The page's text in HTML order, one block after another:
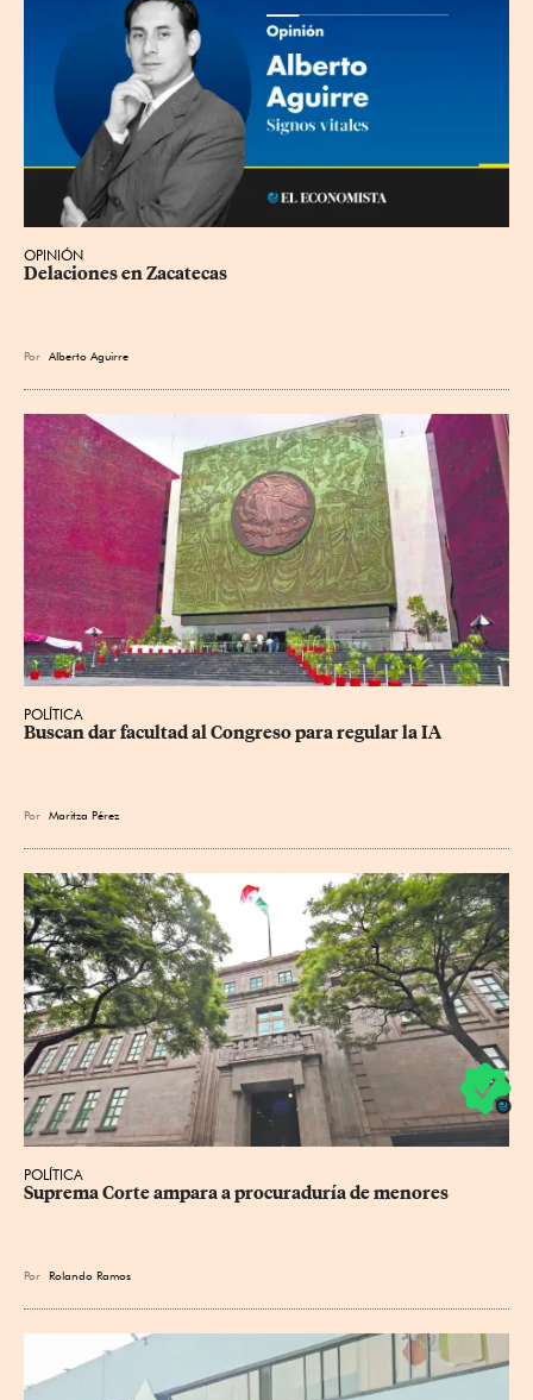
OPINIÓN
Delaciones en Zacatecas
Por Alberto Aguirre
POLÍTICA
Buscan dar facultad al Congreso para regular la IA
Por Maritza Pérez
POLÍTICA
Suprema Corte ampara a procuraduría de menores
Por Rolando Ramos